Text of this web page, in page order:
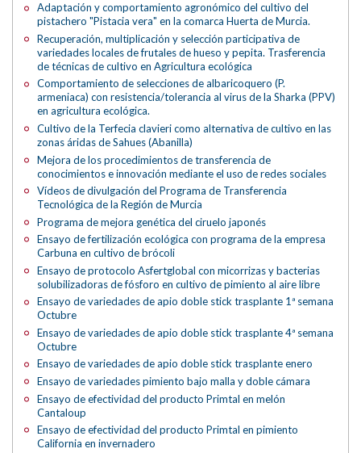
Adaptación y comportamiento agronómico del cultivo del
pistachero "Pistacia vera" en la comarca Huerta de Murcia.
Recuperación, multiplicación y selección participativa de
variedades locales de frutales de hueso y pepita. Trasferencia
de técnicas de cultivo en Agricultura ecológica
Comportamiento de selecciones de albaricoquero (P.
armeniaca) con resistencia/tolerancia al virus de la Sharka (PPV)
en agricultura ecológica.
Cultivo de la Terfecia clavieri como alternativa de cultivo en las
zonas áridas de Sahues (Abanilla)
Mejora de los procedimientos de transferencia de
conocimientos e innovación mediante el uso de redes sociales
Vídeos de divulgación del Programa de Transferencia
Tecnológica de la Región de Murcia
Programa de mejora genética del ciruelo japonés
Ensayo de fertilización ecológica con programa de la empresa
Carbuna en cultivo de brócoli
Ensayo de protocolo Asfertglobal con micorrizas y bacterias
solubilizadoras de fósforo en cultivo de pimiento al aire libre
Ensayo de variedades de apio doble stick trasplante 1ª semana
Octubre
Ensayo de variedades de apio doble stick trasplante 4ª semana
Octubre
Ensayo de variedades de apio doble stick trasplante enero
Ensayo de variedades pimiento bajo malla y doble cámara
Ensayo de efectividad del producto Primtal en melón
Cantaloup
Ensayo de efectividad del producto Primtal en pimiento
California en invernadero